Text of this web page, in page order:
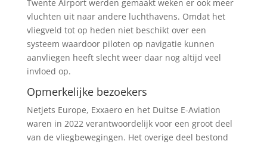
Twente Airport werden gemaakt weken er ook meer
vluchten uit naar andere luchthavens. Omdat het
vliegveld tot op heden niet beschikt over een
systeem waardoor piloten op navigatie kunnen
aanvliegen heeft slecht weer daar nog altijd veel
invloed op.
Opmerkelijke bezoekers
Netjets Europe, Exxaero en het Duitse E-Aviation
waren in 2022 verantwoordelijk voor een groot deel
van de vliegbewegingen. Het overige deel bestond